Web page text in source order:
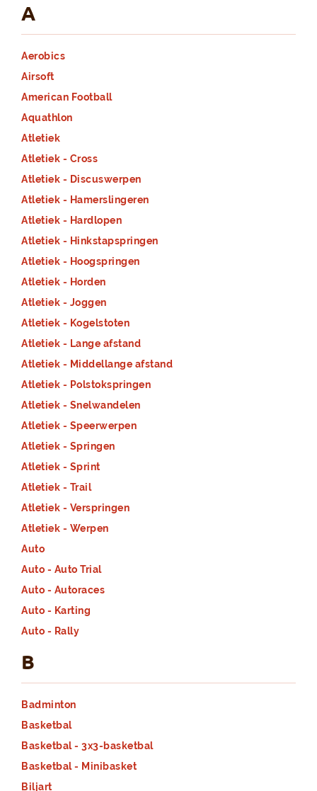
A
Aerobics
Airsoft
American Football
Aquathlon
Atletiek
Atletiek - Cross
Atletiek - Discuswerpen
Atletiek - Hamerslingeren
Atletiek - Hardlopen
Atletiek - Hinkstapspringen
Atletiek - Hoogspringen
Atletiek - Horden
Atletiek - Joggen
Atletiek - Kogelstoten
Atletiek - Lange afstand
Atletiek - Middellange afstand
Atletiek - Polstokspringen
Atletiek - Snelwandelen
Atletiek - Speerwerpen
Atletiek - Springen
Atletiek - Sprint
Atletiek - Trail
Atletiek - Verspringen
Atletiek - Werpen
Auto
Auto - Auto Trial
Auto - Autoraces
Auto - Karting
Auto - Rally
B
Badminton
Basketbal
Basketbal - 3x3-basketbal
Basketbal - Minibasket
Biljart